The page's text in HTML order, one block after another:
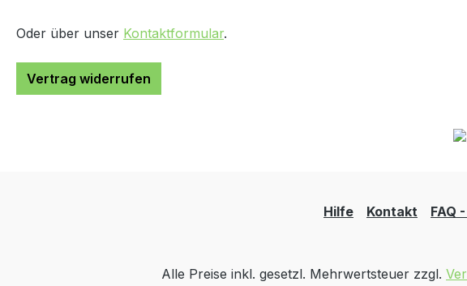
Oder über unser Kontaktformular.
Vertrag widerrufen
Hilfe Kontakt FAQ
Alle Preise inkl. gesetzl. Mehrwertsteuer zzgl.